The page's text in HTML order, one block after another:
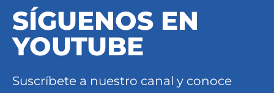
SÍGUENOS EN
YOUTUBE
Suscríbete a nuestro canal y conoce